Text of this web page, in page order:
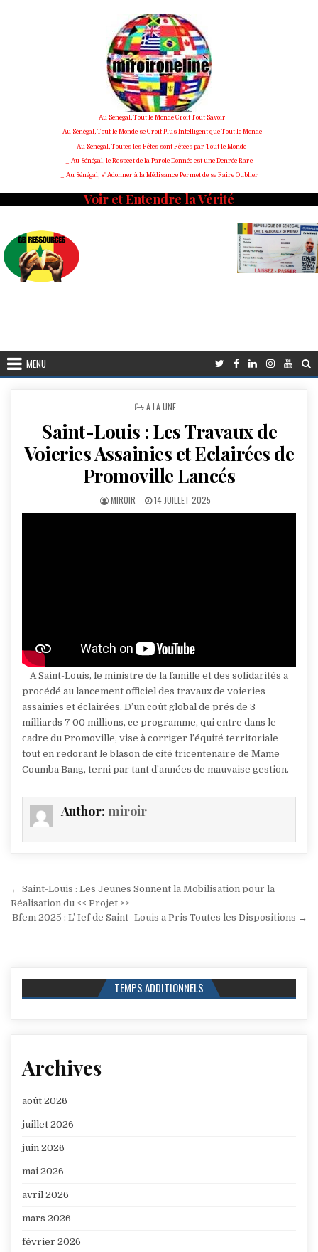
_ Au Sénégal, Tout le Monde Croit Tout Savoir
_ Au Sénégal, Tout le Monde se Croit Plus Intelligent que Tout le Monde
_ Au Sénégal, Toutes les Fêtes sont Fêtées par Tout le Monde
_ Au Sénégal, le Respect de la Parole Donnée est une Denrée Rare
_ Au Sénégal, s' Adonner à la Médisance Permet de se Faire Oublier
Voir et Entendre la Vérité
MENU
POSTED
A LA UNE
Saint-Louis : Les Travaux de
Voieries Assainies et Eclairées de
Promoville Lancés
AUTHOR:
MIROIR
PUBLISHED
DATE:
14 JUILLET 2025
_ A Saint-Louis, le ministre de la famille et des solidarités a
procédé au lancement officiel des travaux de voieries
assainies et éclairées. D’un coût global de prés de 3
milliards 7 00 millions, ce programme, qui entre dans le
cadre du Promoville, vise à corriger l’équité territoriale
tout en redorant le blason de cité tricentenaire de Mame
Coumba Bang, terni par tant d’années de mauvaise gestion.
Author: miroir
Navigation
de
← Saint-Louis : Les Jeunes Sonnent la Mobilisation pour la
Réalisation du << Projet >>
Bfem 2025 : L’ Ief de Saint_Louis a Pris Toutes les Dispositions →
TEMPS ADDITIONNELS
Archives
août 2026
juillet 2026
juin 2026
mai 2026
avril 2026
mars 2026
février 2026